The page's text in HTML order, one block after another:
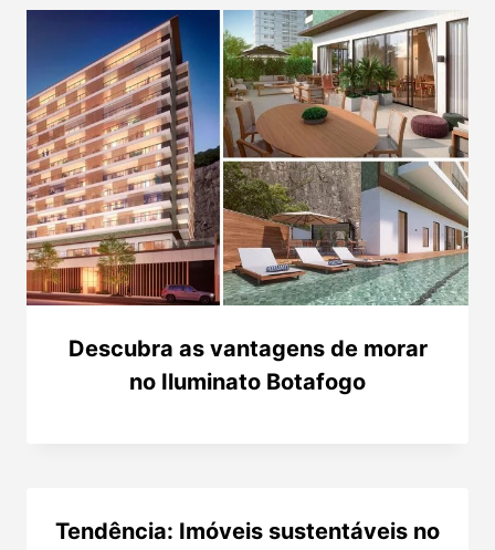
Descubra as vantagens de morar
no Iluminato Botafogo
Tendência: Imóveis sustentáveis no